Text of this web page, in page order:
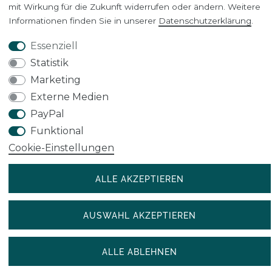
* Alle Preisangaben inkl. gesetzl. MwSt
mit Wirkung für die Zukunft widerrufen oder ändern. Weitere
Informationen finden Sie in unserer Daten­schutz­erklärung
Essenziell
Statistik
Marketing
Externe Medien
PayPal
Funktional
Cookie-Einstellungen
ALLE AKZEPTIEREN
ALLE ABLEHNEN
AUSWAHL AKZEPTIEREN
(5 / 5)
Bewertungen bei: ebay.de, shopvote.de ⓘ